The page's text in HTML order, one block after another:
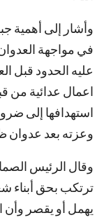
وأشار إلى أهمية
في مواجهة
عليه الحدود قبل
اعمال عدائية من
استهدافها إلى
وعزته بعد عدوان
وقال الرئيس
ترتكب بحق أبناء
يهمل أو يقصر وأن